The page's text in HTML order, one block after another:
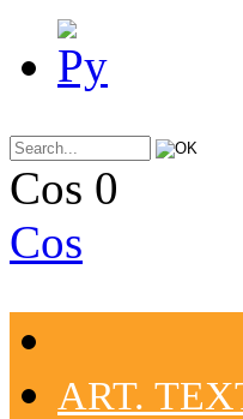
Cos 0
Cos
ART.